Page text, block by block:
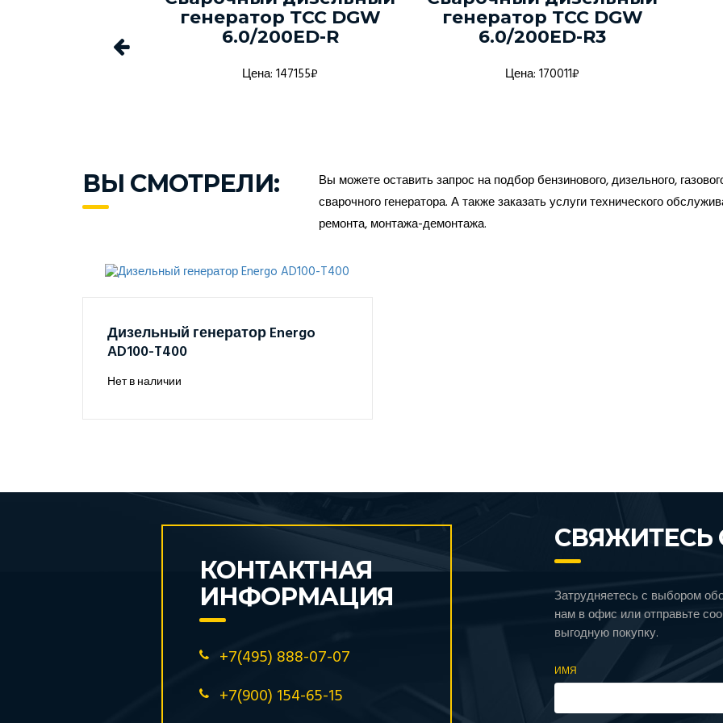
генератор ТСС DGW
6.0/200ED-R
Цена: 147155₽
генератор ТСС DGW
6.0/200ED-R3
Цена: 170011₽
ВЫ СМОТРЕЛИ:
Вы можете оставить запрос на подбор бензинового, дизельного,
сварочного генератора. А также заказать услуги технического
ремонта, монтажа-демонтажа.
Дизельный генератор Energo
AD100-T400
Нет в наличии
КОНТАКТНАЯ
ИНФОРМАЦИЯ
+7(495) 888-07-07
+7(900) 154-65-15
СВЯЖИТЕСЬ
Затрудняетесь с выбором
нам в офис или отправьте
выгодную покупку.
ИМЯ